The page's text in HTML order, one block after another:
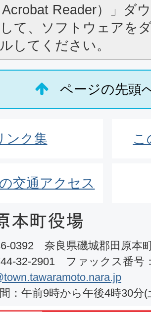
Reader）」ダ
て、ソフトウェアを
してください。
ページの先頭
ンク集 こ
交通アクセス
0392 奈良県磯城郡田原本
32-2901 ファックス番号
：午前9時から午後4時30分